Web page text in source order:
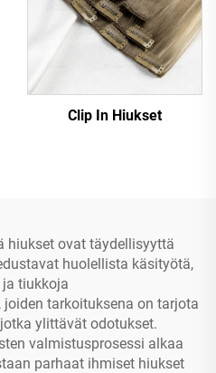
Clip In Hiukset
hiukset ovat täydellisyyttä
huolellista käsityötä,
tiukkoja
tarkoituksena on tarjota
ylittävät odotukset.
valmistusprosessi alkaa
parhaat ihmiset hiukset